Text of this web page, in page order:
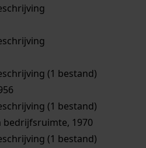
(1 bestand)
(1 bestand)
1970
(1 bestand)